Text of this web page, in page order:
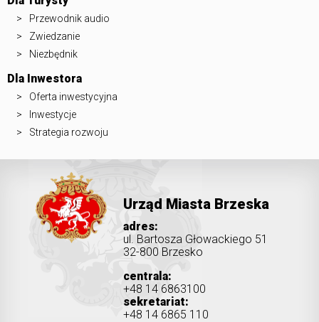
Przewodnik audio
Zwiedzanie
Niezbędnik
Dla Inwestora
Oferta inwestycyjna
Inwestycje
Strategia rozwoju
Urząd Miasta Brzeska
adres:
ul. Bartosza Głowackiego 51
32-800 Brzesko
centrala:
+48 14 6863100
sekretariat:
+48 14 6865 110